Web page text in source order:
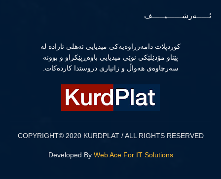
ئـــــەرشــــــیـــــف
كوردپلات دامەزراوەیەكی میدیایی ئەهلی ئازادە لە
پێناو مۆدێلێكی نوێی میدیایی باوەڕپێكراو و بوونە
سەرچاوەی هەواڵ و زانیاری دروستدا كاردەكات.
COPYRIGHT© 2020 KURDPLAT / ALL RIGHTS RESERVED
Web Ace For IT Solutions
Developed By